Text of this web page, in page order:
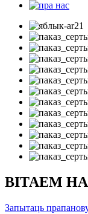
ВІТАЕМ
Запытаць